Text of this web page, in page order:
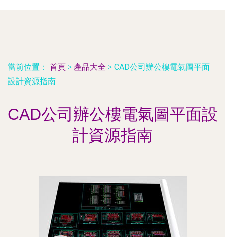
當前位置： 首頁 > 產品大全 > CAD公司辦公樓電氣圖平面
設計資源指南
CAD公司辦公樓電氣圖平面設
計資源指南